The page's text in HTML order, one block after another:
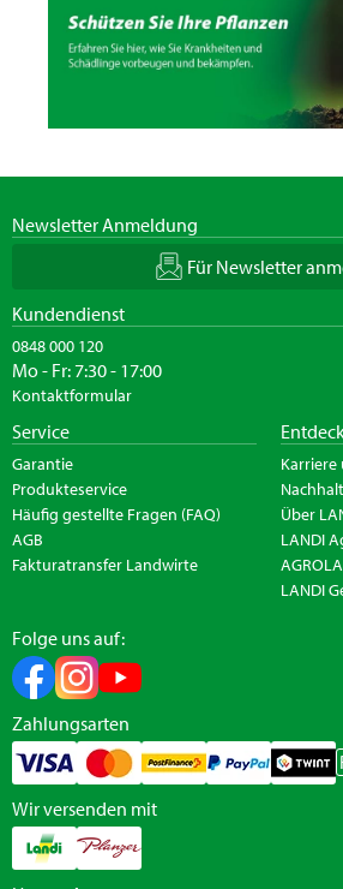
Newsletter Anmeldung
Für Newsletter
Kundendienst
0848 000 120
Mo - Fr: 7:30 - 17:00
Kontaktformular
Service
Garantie
Produkteservice
Häufig gestellte Fragen (FAQ)
AGB
Fakturatransfer Landwirte
Karriere
Über
LANDI
AGROLA
LANDI
Folge uns auf:
Zahlungsarten
Wir versenden mit